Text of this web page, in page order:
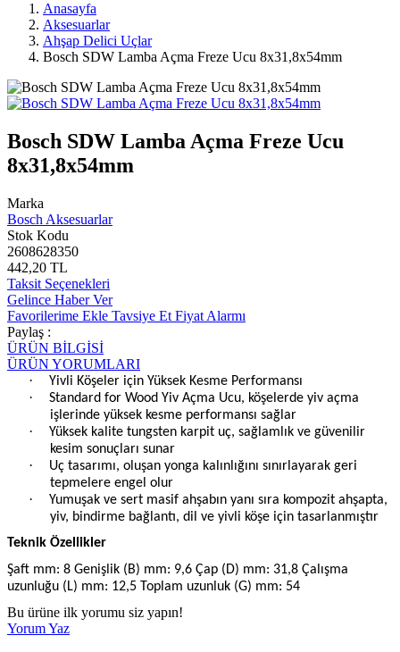
Anasayfa
Aksesuarlar
Ahşap Delici Uçlar
Bosch SDW Lamba Açma Freze Ucu 8x31,8x54mm
Bosch SDW Lamba Açma Freze Ucu
8x31,8x54mm
Marka
Bosch Aksesuarlar
Stok Kodu
2608628350
442,20 TL
Taksit Seçenekleri
Gelince Haber Ver
Favorilerime Ekle Tavsiye Et Fiyat Alarmı
Paylaş :
ÜRÜN BİLGİSİ
ÜRÜN YORUMLARI
·
Yivli Köşeler için Yüksek Kesme Performansı
·
Standard for Wood Yiv Açma Ucu, köşelerde yiv açma
işlerinde yüksek kesme performansı sağlar
·
Yüksek kalite tungsten karpit uç, sağlamlık ve güvenilir
kesim sonuçları sunar
·
Uç tasarımı, oluşan yonga kalınlığını sınırlayarak geri
tepmelere engel olur
·
Yumuşak ve sert masif ahşabın yanı sıra kompozit ahşapta,
yiv, bindirme bağlantı, dil ve yivli köşe için tasarlanmıştır
Teknik Özellikler
Şaft mm: 8 Genişlik (B) mm: 9,6 Çap (D) mm: 31,8 Çalışma
uzunluğu (L) mm: 12,5 Toplam uzunluk (G) mm: 54
Bu ürüne ilk yorumu siz yapın!
Yorum Yaz